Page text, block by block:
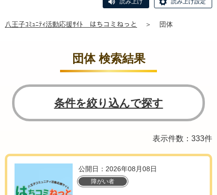
読み上げ 読み上げ設定
八王子ｺﾐｭﾆﾃｨ活動応援ｻｲﾄ はちコミねっと ＞ 団体
団体 検索結果
条件を絞り込んで探す
表示件数：333件
公開日：2026年08月08日
障がい者